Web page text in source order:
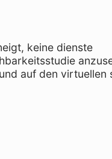
keine dienste
auf den virtuellen